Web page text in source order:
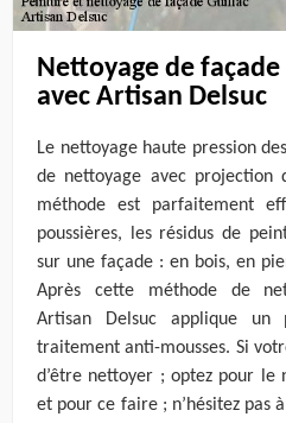
Nettoyage de
avec Artisan Delsuc
Le nettoyage haute pression
de nettoyage avec projection
méthode est parfaitement
poussières, les résidus de
sur une façade : en bois, en
Après cette méthode de
Artisan Delsuc applique
traitement anti-mousses. Si
d’être nettoyer ; optez pour le
et pour ce faire ; n’hésitez pas